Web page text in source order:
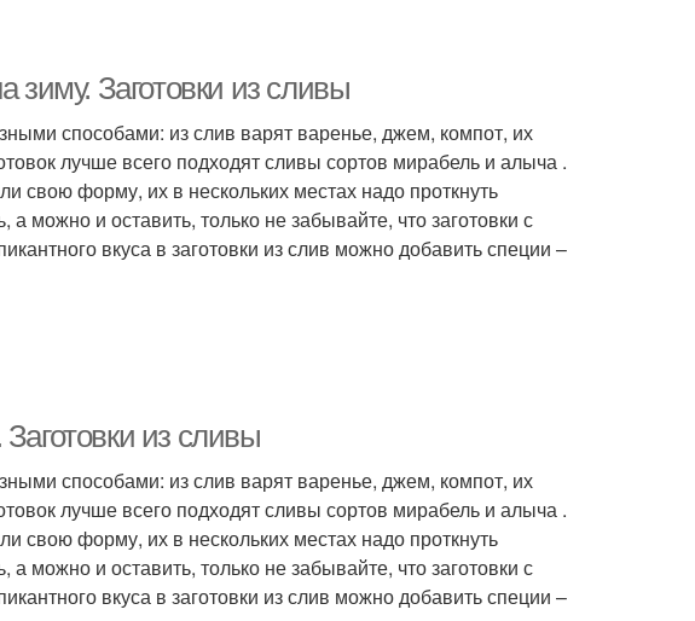
зиму. Заготовки из сливы
способами: из слив варят варенье, джем, компот, их
лучше всего подходят сливы сортов мирабель и алыча .
свою форму, их в нескольких местах надо проткнуть
а можно и оставить, только не забывайте, что заготовки с
вкуса в заготовки из слив можно добавить специи –
из сливы
способами: из слив варят варенье, джем, компот, их
лучше всего подходят сливы сортов мирабель и алыча .
свою форму, их в нескольких местах надо проткнуть
а можно и оставить, только не забывайте, что заготовки с
вкуса в заготовки из слив можно добавить специи –